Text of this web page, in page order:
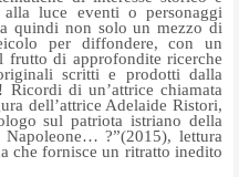
luce eventi o personaggi
quindi non solo un mezzo di
per diffondere, con un
di approfondite ricerche
scritti e prodotti dalla
Ricordi di un’attrice chiamata
dell’attrice Adelaide Ristori,
sul patriota istriano della
?”(2015), lettura
che fornisce un ritratto inedito